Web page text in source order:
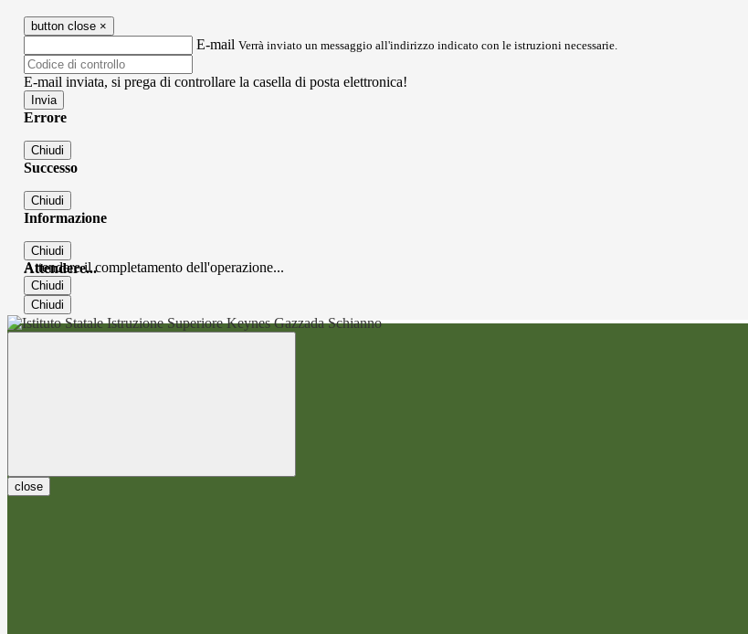
button close ×
E-mail Verrà inviato un messaggio all'indirizzo indicato con le istruzioni necessarie.
E-mail inviata, si prega di controllare la casella di posta elettronica!
Errore
Chiudi
Successo
Chiudi
Informazione
Chiudi
Attendere...
Attendere il completamento dell'operazione...
Chiudi
Chiudi
close